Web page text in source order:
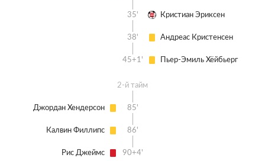
Кристиан Эриксен
35'
Андреас Кристенсен
38'
Пьер-Эмиль Хёйбьерг
45+1'
2-й тайм
Джордан Хендерсон 85'
Калвин Филлипс 86'
Рис Джеймс 90+4'